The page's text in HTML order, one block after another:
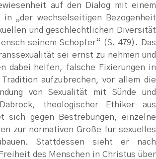
auf den Dialog mit einem
in „der wechselseitigen Bezogenheit
und geschlechtlichen Diversität
seinem Schöpfer“ (S. 479). Das
sei ernst zu nehmen und
dabei helfen, falsche Fixierungen in
aufzubrechen, vor allem die
von Sexualität mit Sünde und
theologischer Ethiker aus
sich gegen Bestrebungen, einzelne
zur normativen Größe für sexuelles
Stattdessen sieht er nach
des Menschen in Christus über